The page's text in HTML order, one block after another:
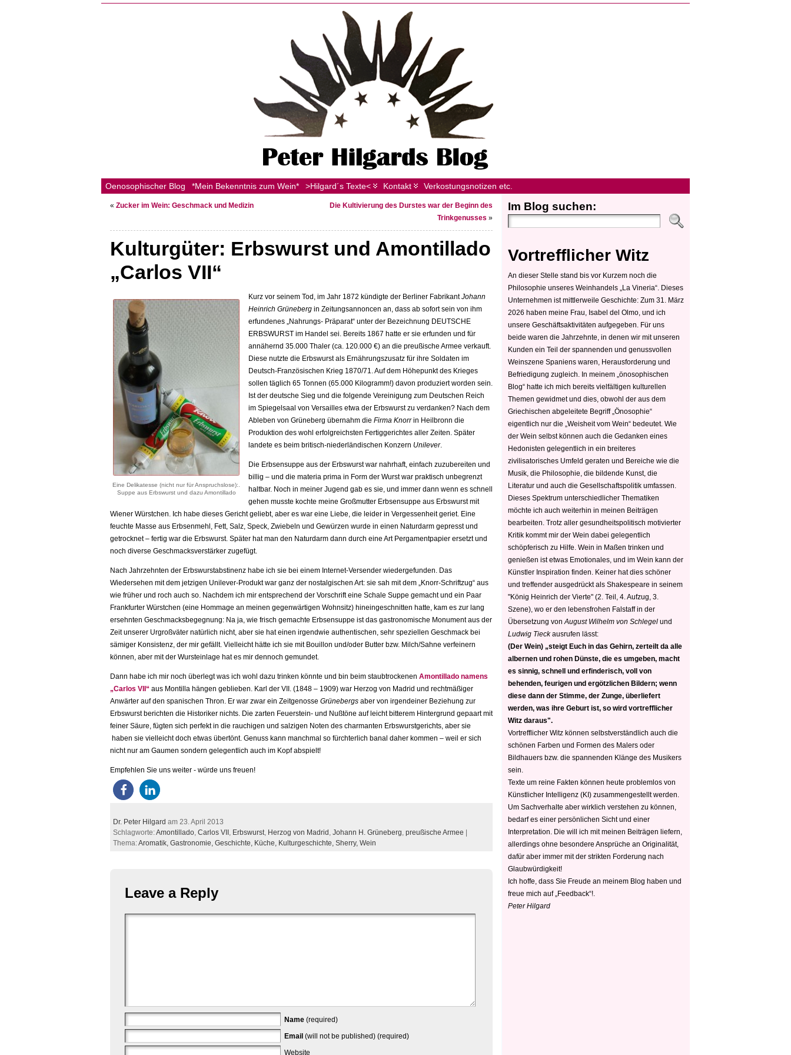
Oenosophischer Blog *Mein Bekenntnis zum Wein* >Hilgard´s Texte< Kontakt Verkostungsnotizen etc.
« Zucker im Wein: Geschmack und Medizin
Die Kultivierung des Durstes war der Beginn des
Trinkgenusses »
Kulturgüter: Erbswurst und Amontillado
„Carlos VII“
Eine Delikatesse (nicht nur für Anspruchslose):.
Suppe aus Erbswurst und dazu Amontillado
Kurz vor seinem Tod, im Jahr 1872 kündigte der Berliner FabrikantJohann
Heinrich Grüneberg in Zeitungsannoncen an, dass ab sofort sein von ihm
erfundenes „Nahrungs- Präparat“ unter der Bezeichnung DEUTSCHE
ERBSWURST im Handel sei. Bereits 1867 hatte er sie erfunden und für
annähernd 35.000 Thaler (ca. 120.000 €) an die preußische Armee verkauft.
Diese nutzte die Erbswurst als Ernährungszusatz für ihre Soldaten im
Deutsch-Französischen Krieg 1870/71. Auf dem Höhepunkt des Krieges
sollen täglich 65 Tonnen (65.000 Kilogramm!) davon produziert worden sein.
Ist der deutsche Sieg und die folgende Vereinigung zum Deutschen Reich
im Spiegelsaal von Versailles etwa der Erbswurst zu verdanken? Nach dem
Ableben von Grüneberg übernahm die Firma Knorrin Heilbronn die
Produktion des wohl erfolgreichsten Fertiggerichtes aller Zeiten. Später
landete es beim britisch-niederländischen Konzern Unilever.
Die Erbsensuppe aus der Erbswurst war nahrhaft, einfach zuzubereiten und
billig – und die materia prima in Form der Wurst war praktisch unbegrenzt
haltbar. Noch in meiner Jugend gab es sie, und immer dann wenn es schnell
gehen musste kochte meine Großmutter Erbsensuppe aus Erbswurst mit
Wiener Würstchen. Ich habe dieses Gericht geliebt, aber es war eine Liebe, die leider in Vergessenheit geriet. Eine
feuchte Masse aus Erbsenmehl, Fett, Salz, Speck, Zwiebeln und Gewürzen wurde in einen Naturdarm gepresst und
getrocknet – fertig war die Erbswurst. Später hat man den Naturdarm dann durch eine Art Pergamentpapier ersetzt und
noch diverse Geschmacksverstärker zugefügt.
Nach Jahrzehnten der Erbswurstabstinenz habe ich sie bei einem Internet-Versender wiedergefunden. Das
Wiedersehen mit dem jetzigen Unilever-Produkt war ganz der nostalgischen Art: sie sah mit dem „Knorr-Schriftzug“ aus
wie früher und roch auch so. Nachdem ich mir entsprechend der Vorschrift eine Schale Suppe gemacht und ein Paar
Frankfurter Würstchen (eine Hommage an meinen gegenwärtigen Wohnsitz) hineingeschnitten hatte, kam es zur lang
ersehnten Geschmacksbegegnung: Na ja, wie frisch gemachte Erbsensuppe ist das gastronomische Monument aus der
Zeit unserer Urgroßväter natürlich nicht, aber sie hat einen irgendwie authentischen, sehr speziellen Geschmack bei
sämiger Konsistenz, der mir gefällt. Vielleicht hätte ich sie mit Bouillon und/oder Butter bzw. Milch/Sahne verfeinern
können, aber mit der Wursteinlage hat es mir dennoch gemundet.
Dann habe ich mir noch überlegt was ich wohl dazu trinken könnte und bin beim staubtrockenen Amontillado namens
„Carlos VII“ aus Montilla hängen geblieben. Karl der VII. (1848 – 1909) war Herzog von Madrid und rechtmäßiger
Anwärter auf den spanischen Thron. Er war zwar ein Zeitgenosse Grünebergs aber von irgendeiner Beziehung zur
Erbswurst berichten die Historiker nichts. Die zarten Feuerstein- und Nußtöne auf leicht bitterem Hintergrund gepaart mit
feiner Säure, fügten sich perfekt in die rauchigen und salzigen Noten des charmanten Erbswurstgerichts, aber sie
haben sie vielleicht doch etwas übertönt. Genuss kann manchmal so fürchterlich banal daher kommen – weil er sich
nicht nur am Gaumen sondern gelegentlich auch im Kopf abspielt!
Empfehlen Sie uns weiter - würde uns freuen!
Dr. Peter Hilgard am 23. April 2013
Schlagworte:Amontillado, Carlos VII , Erbswurst, Herzog von Madrid , Johann H. Grüneberg, preußische Armee
Thema:Aromatik, Gastronomie, Geschichte, Küche, Kulturgeschichte, Sherry, Wein
Leave a Reply
Name (required)
Email (will not be published) (required)
Website
Im Blog suchen:
Vortrefflicher Witz
An dieser Stelle stand bis vor Kurzem noch die
Philosophie unseres Weinhandels „La Vineria“. Dieses
Unternehmen ist mittlerweile Geschichte: Zum 31. März
2026 haben meine Frau, Isabel del Olmo, und ich
unsere Geschäftsaktivitäten aufgegeben. Für uns
beide waren die Jahrzehnte, in denen wir mit unseren
Kunden ein Teil der spannenden und genussvollen
Weinszene Spaniens waren, Herausforderung und
Befriedigung zugleich. In meinem „önosophischen
Blog“ hatte ich mich bereits vielfältigen kulturellen
Themen gewidmet und dies, obwohl der aus dem
Griechischen abgeleitete Begriff „Önosophie“
eigentlich nur die „Weisheit vom Wein“ bedeutet. Wie
der Wein selbst können auch die Gedanken eines
Hedonisten gelegentlich in ein breiteres
zivilisatorisches Umfeld geraten und Bereiche wie die
Musik, die Philosophie, die bildende Kunst, die
Literatur und auch die Gesellschaftspolitik umfassen.
Dieses Spektrum unterschiedlicher Thematiken
möchte ich auch weiterhin in meinen Beiträgen
bearbeiten. Trotz aller gesundheitspolitisch motivierter
Kritik kommt mir der Wein dabei gelegentlich
schöpferisch zu Hilfe. Wein in Maßen trinken und
genießen ist etwas Emotionales, und im Wein kann der
Künstler Inspiration finden. Keiner hat dies schöner
und treffender ausgedrückt als Shakespeare in seinem
"König Heinrich der Vierte" (2. Teil, 4. Aufzug, 3.
Szene), wo er den lebensfrohen Falstaff in der
Übersetzung von August Wilhelm von Schlegel und
Ludwig Tieckausrufen lässt:
(Der Wein) „steigt Euch in das Gehirn, zerteilt da alle
albernen und rohen Dünste, die es umgeben, macht
es sinnig, schnell und erfinderisch, voll von
behenden, feurigen und ergötzlichen Bildern; wenn
diese dann der Stimme, der Zunge, überliefert
werden, was ihre Geburt ist, so wird vortrefflicher
Witz daraus".
Vortrefflicher Witz können selbstverständlich auch die
schönen Farben und Formen des Malers oder
Bildhauers bzw. die spannenden Klänge des Musikers
sein.
Texte um reine Fakten können heute problemlos von
Künstlicher Intelligenz (KI) zusammengestellt werden.
Um Sachverhalte aber wirklich verstehen zu können,
bedarf es einer persönlichen Sicht und einer
Interpretation. Die will ich mit meinen Beiträgen liefern,
allerdings ohne besondere Ansprüche an Originalität,
dafür aber immer mit der strikten Forderung nach
Glaubwürdigkeit!
Ich hoffe, dass Sie Freude an meinem Blog haben und
freue mich auf „Feedback“!.
Peter Hilgard